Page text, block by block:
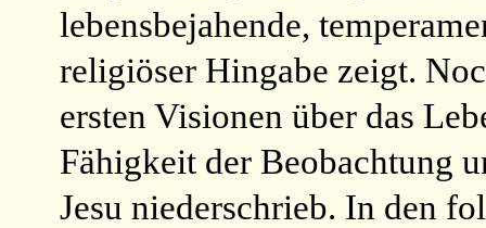
lebensbejahende,
religiöser Hingabe zeigt.
ersten Visionen über das
Fähigkeit der Beobachtung
Jesu niederschrieb. In den